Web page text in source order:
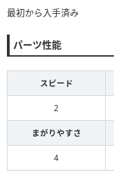
最初から入手済み
パーツ性能
スピード
2
まがりやすさ
4